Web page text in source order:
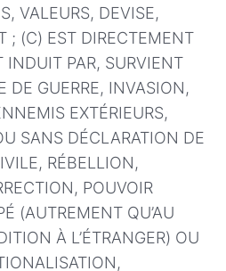
VALEURS, DEVISE,
; (C) EST DIRECTEMENT
PAR, SURVIENT
DE GUERRE, INVASION,
EXTÉRIEURS,
SANS DÉCLARATION DE
RÉBELLION,
POUVOIR
(AUTREMENT QU’AU
À L’ÉTRANGER) OU